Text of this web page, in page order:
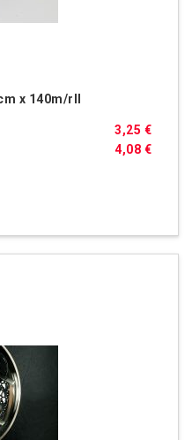
x 140m/rll
4,08 €
3,25 €